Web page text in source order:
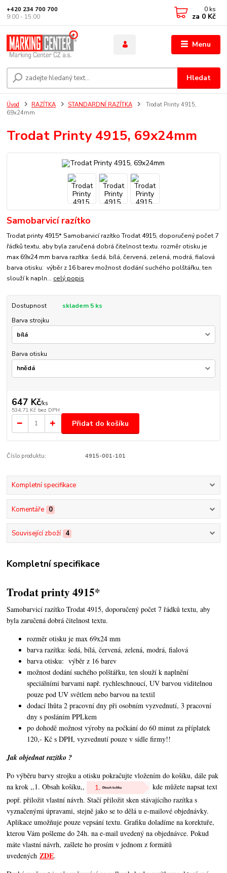
Menu
Hledat
+420 234 700 700
9:00 - 15:00
0 ks
za 0 Kč
Úvod RAZÍTKA STANDARDNÍ RAZÍTKA
Trodat Printy 4915,
69x24mm
Trodat Printy 4915, 69x24mm
Samobarvicí razítko
Trodat printy 4915* Samobarvicí razítko Trodat 4915, doporučený počet 7
řádků textu, aby byla zaručená dobrá čitelnost textu. rozměr otisku je
max 69x24 mm barva razítka: šedá, bílá, červená, zelená, modrá, fialová
barva otisku: výběr z 16 barev možnost dodání suchého polštářku, ten
slouží k napln... celý popis
Dostupnost
skladem 5 ks
Barva strojku
Barva otisku
647 Kč/ks
534,71 Kč bez DPH
Přidat do košíku
Číslo produktu: 4915-001-101
Kompletní specifikace
Komentáře 0
Související zboží 4
Kompletní specifikace
Trodat printy 4915*
Samobarvicí razítko Trodat 4915, doporučený počet 7 řádků textu, aby
byla zaručená dobrá čitelnost textu.
rozměr otisku je max 69x24 mm
barva razítka: šedá, bílá, červená, zelená, modrá, fialová
barva otisku: výběr z 16 barev
možnost dodání suchého polštářku, ten slouží k naplnění
speciálními barvami např. rychleschnoucí, UV barvou viditelnou
pouze pod UV světlem nebo barvou na textil
dodací lhůta 2 pracovní dny při osobním vyzvednutí, 3 pracovní
dny s posláním PPLkem
po dohodě možnost výroby na počkání do 60 minut za příplatek
120,- Kč s DPH, vyzvednutí pouze v sídle firmy!!
Jak objednat razítko ?
Po výběru barvy strojku a otisku pokračujte vložením do košíku, dále pak
na krok ,,1. Obsah košíku,,
kde můžete napsat text
popř. přiložit vlastní návrh. Stačí přiložit sken stávajícího razítka s
vyznačenými úpravami, stejně jako se to dělá u e-mailové objednávky.
Aplikace umožňuje pouze vepsání textu. Grafiku doladíme na korektuře,
kterou Vám pošleme do 24h. na e-mail uvedený na objednávce. Pokud
máte vlastní návrh, zašlete ho prosím v jednom z formátů
uvedenýchZDE.